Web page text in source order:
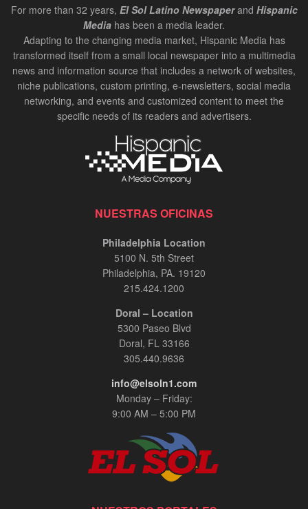
For more than 32 years, El Sol Latino Newspaperand Hispanic
Media has been a media leader.
Adapting to the changing media market, Hispanic Media has
transformed itself from a small local newspaper into a multimedia
news and information source that includes a network of websites,
niche publications, custom printing, e-newsletters, social media
networking, and events and customized content to meet the
specific needs of its readers and advertisers.
NUESTRAS OFICINAS
Philadelphia Location
5100 N. 5th Street
Philadelphia, PA. 19120
215.424.1200
Doral – Location
5300 Paseo Blvd
Doral, FL 33166
305.440.9636
info@elsoln1.com
Monday – Friday:
9:00 AM – 5:00 PM